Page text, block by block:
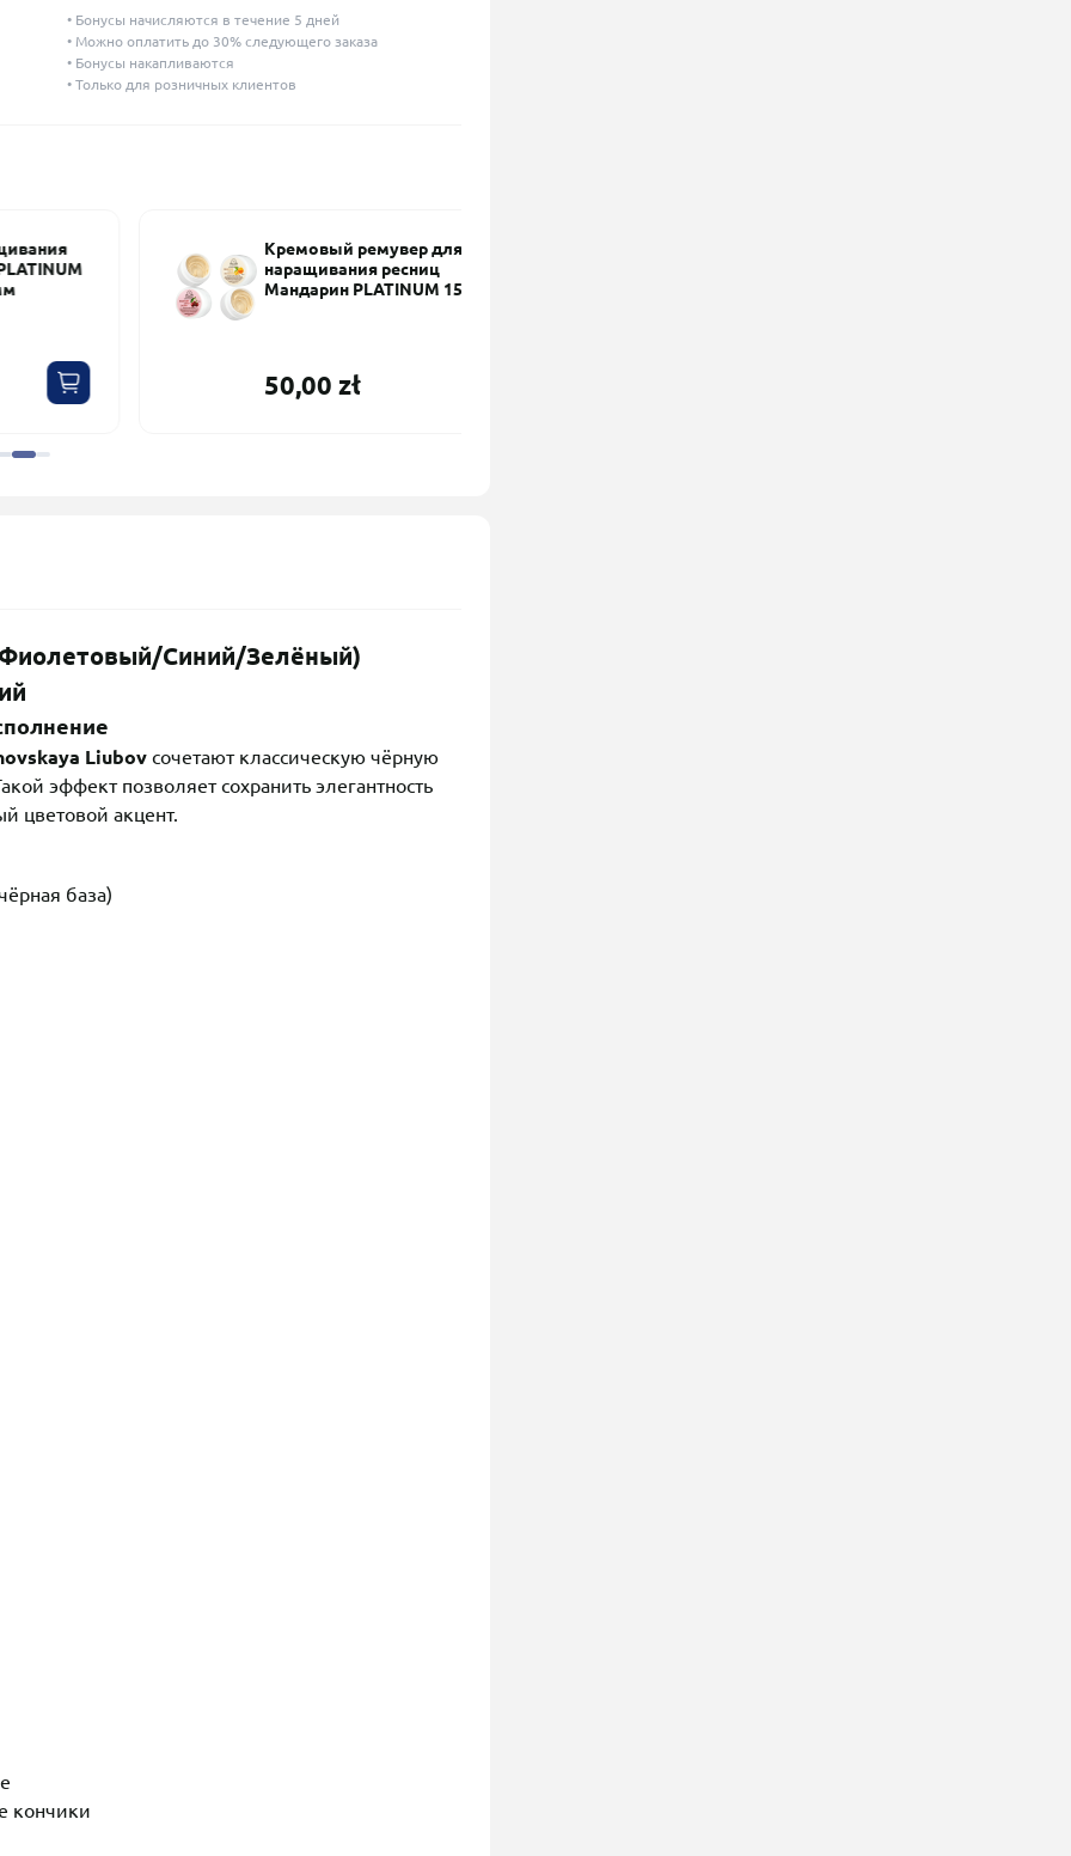
• Бонусы начисляются в течение 5 дней
• Можно оплатить до 30% следующего заказа
• Бонусы накапливаются
• Только для розничных клиентов
Кремовый ремувер для
наращивания ресниц
Мандарин PLATINUM 15 мл
50,00 zł
Синий/Зелёный)
Liubov сочетают классическую чёрную
эффект позволяет сохранить элегантность
цветовой акцент.
база)
кончики